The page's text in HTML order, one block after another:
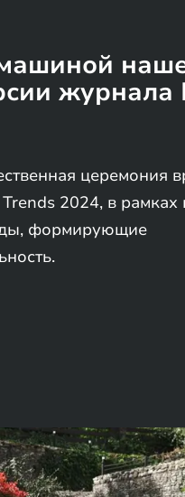
журнала
церемония
2024, в рамках
формирующие